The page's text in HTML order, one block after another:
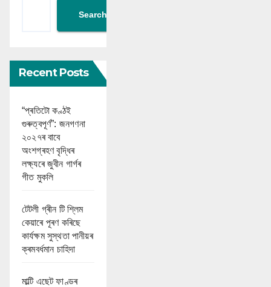
Search
Recent Posts
“প্ৰতিটো কণ্ঠই
গুৰুত্বপূৰ্ণ”: জনগণনা
২০২৭ৰ বাবে
অংশগ্ৰহণ বৃদ্ধিৰ
লক্ষ্যৰে জুবীন গাৰ্গৰ
গীত মুকলি
টেটলী গ্ৰীন টি শ্লিম
কেয়াৰে পূৰণ কৰিছে
কাৰ্যক্ষম সুস্থতা পানীয়ৰ
ক্ৰমবৰ্ধমান চাহিদা
মাল্টি এছেট ফাণ্ডৰ